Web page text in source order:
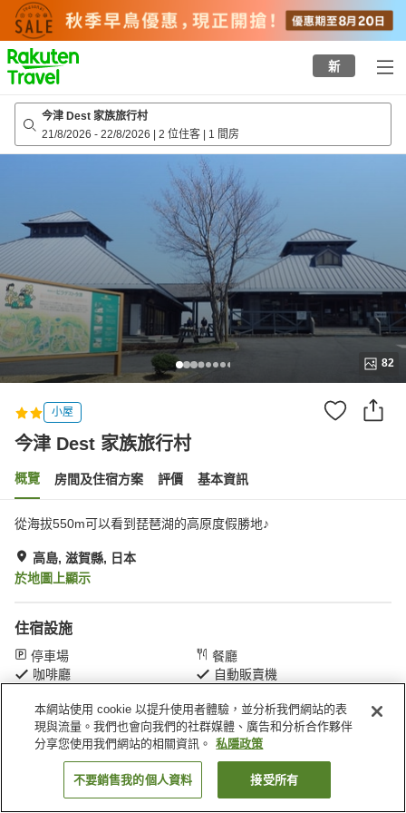
to
top
page
新
今津 Dest 家族旅行村
21/8/2026 - 22/8/2026 | 2 位住客 | 1 間房
82
小屋
今津 Dest 家族旅行村
概覽 房間及住宿方案 評價 基本資訊
從海拔550m可以看到琵琶湖的高原度假勝地♪
高島, 滋賀縣, 日本
於地圖上顯示
住宿設施
停車場
餐廳
咖啡廳
自動販賣機
主頁 日本 滋賀縣 高島 今津 Dest 家族旅行村
找客房
本網站使用 cookie 以提升使用者體驗，並分析我們網站的表
現與流量。我們也會向我們的社群媒體、廣告和分析合作夥伴
分享您使用我們網站的相關資訊。
私隱政策
不要銷售我的個人資料 接受所有